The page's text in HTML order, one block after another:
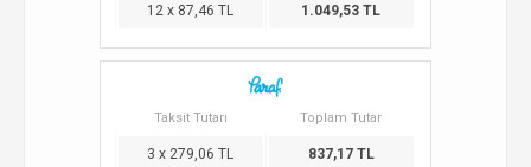
12 x 87,46 TL 1.049,53 TL
Taksit Tutarı Toplam Tutar
3 x 279,06 TL 837,17 TL